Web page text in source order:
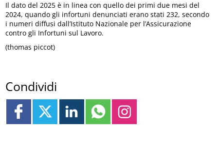
Il dato del 2025 è in linea con quello dei primi due mesi del
2024, quando gli infortuni denunciati erano stati 232, secondo
i numeri diffusi dall’Istituto Nazionale per l’Assicurazione
contro gli Infortuni sul Lavoro.
(thomas piccot)
Condividi